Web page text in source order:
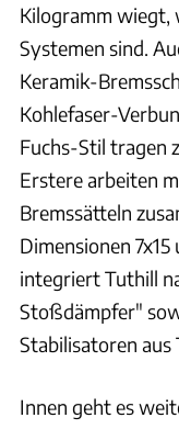
Kilogramm wiegt,
Systemen sind.
Keramik-
Kohlefaser-
Fuchs-Stil tragen
Erstere arbeiten
Bremssätteln
Dimensionen
integriert Tuthill
Stoßdämpfer"
Stabilisatoren aus
Innen geht es